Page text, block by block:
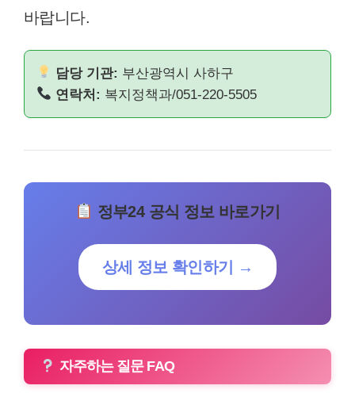
바랍니다.
담당 기관: 부산광역시 사하구
연락처: 복지정책과/051-220-5505
정부24 공식 정보 바로가기
상세 정보 확인하기 →
자주하는 질문 FAQ